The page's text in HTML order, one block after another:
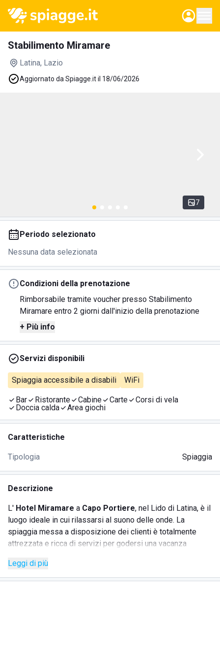
Stabilimento Miramare
Latina, Lazio
Aggiornato da Spiagge.it il 18/06/2026
7
Periodo selezionato
Nessuna data selezionata
Condizioni della prenotazione
Rimborsabile tramite voucher presso Stabilimento
Miramare entro 2 giorni dall'inizio della prenotazione
+ Più info
Servizi disponibili
Spiaggia accessibile a disabili WiFi
Bar Ristorante Cabine Carte
Corsi di vela
Doccia calda
Area giochi
Caratteristiche
Tipologia Spiaggia
Descrizione
L' Hotel Miramare a Capo Portiere, nel Lido di Latina, è il
luogo ideale in cui rilassarsi al suono delle onde. La
spiaggia messa a disposizione dei clienti è totalmente
attrezzata e ricca di servizi per godersi una vacanza
cercate un luogo in cui abbandonare la frenesia della vita
quotidiana e concedervi un momento di relax vista mare, la
Leggi di più